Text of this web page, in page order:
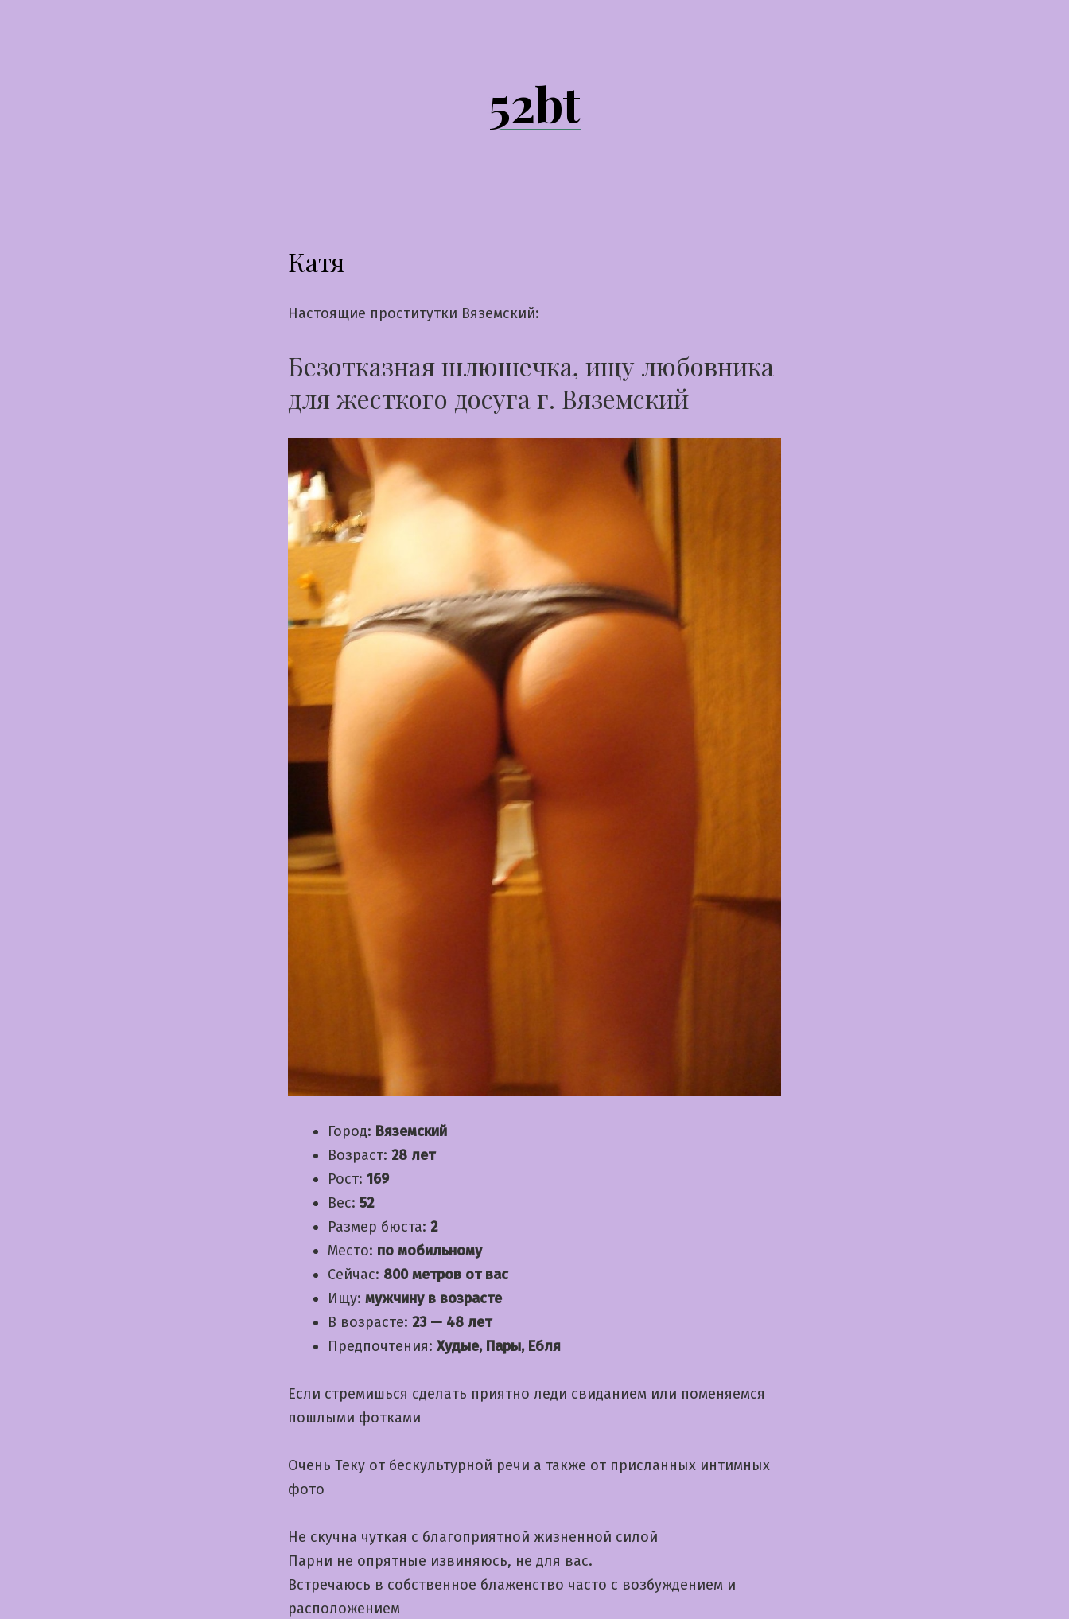
52bt
Катя
Настоящие проститутки Вяземский:
Безотказная шлюшечка, ищу любовника
для жесткого досуга г. Вяземский
Город: Вяземский
Возраст: 28 лет
Рост: 169
Вес: 52
Размер бюста: 2
Место: по мобильному
Сейчас: 800 метров от вас
Ищу: мужчину в возрасте
В возрасте: 23 — 48 лет
Предпочтения: Худые, Пары, Ебля
Если стремишься сделать приятно леди свиданием или поменяемся
пошлыми фотками
Очень Теку от бескультурной речи а также от присланных интимных
фото
Не скучна чуткая с благоприятной жизненной силой
Парни не опрятные извиняюсь, не для вас.
Встречаюсь в собственное блаженство часто с возбуждением и
расположением